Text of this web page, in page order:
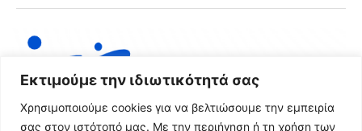
Εκτιμούμε την ιδιωτικότητά σας
Χρησιμοποιούμε cookies για να βελτιώσουμε την εμπειρία
σας στον ιστότοπό μας. Με την περιήγηση ή τη χρήση των